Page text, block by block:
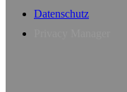
Datenschutz